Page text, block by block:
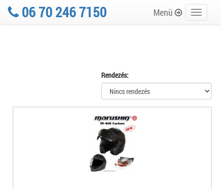
Toggle
06 70 246 7150 Menü
Rendezés: